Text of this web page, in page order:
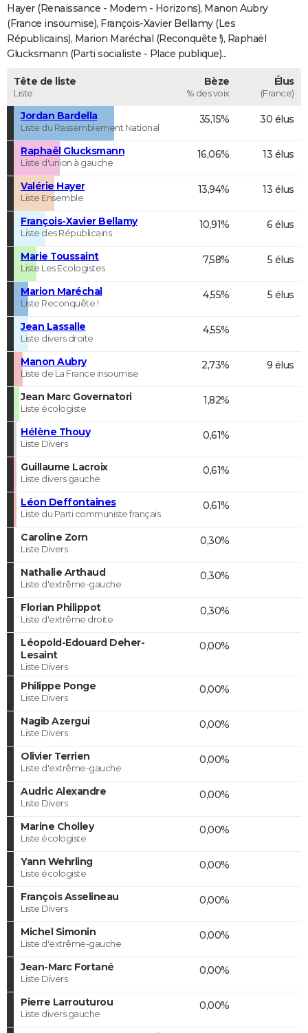
S'inscrire
Se connecter
Lycées
Collèges
Primaires
Universités
Entreprises
Service militaire
Avis de recherche
AVIS DE DÉCÈS
FORUM
Hayer (Renaissance - Modem - Horizons), Manon Aubry
(France insoumise), François-Xavier Bellamy (Les
Républicains), Marion Maréchal (Reconquête !), Raphaël
Glucksmann (Parti socialiste - Place publique)...
Tête de liste
Liste
Bèze
% des voix
Élus
(France)
Jordan Bardella
Liste du Rassemblement National
35,15% 30 élus
Raphaël Glucksmann
Liste d'union à gauche
16,06% 13 élus
Valérie Hayer
Liste Ensemble
13,94% 13 élus
François-Xavier Bellamy
Liste des Républicains
10,91% 6 élus
Marie Toussaint
Liste Les Ecologistes
7,58% 5 élus
Marion Maréchal
Liste Reconquête !
4,55% 5 élus
Jean Lassalle
Liste divers droite
4,55%
Manon Aubry
Liste de La France insoumise
2,73% 9 élus
Jean Marc Governatori
Liste écologiste
1,82%
Hélène Thouy
Liste Divers
0,61%
Guillaume Lacroix
Liste divers gauche
0,61%
Léon Deffontaines
Liste du Parti communiste français
0,61%
Caroline Zorn
Liste Divers
0,30%
Nathalie Arthaud
Liste d'extrême-gauche
0,30%
Florian Philippot
Liste d'extrême droite
0,30%
Léopold-Edouard Deher-
Lesaint
Liste Divers
0,00%
Philippe Ponge
Liste Divers
0,00%
Nagib Azergui
Liste Divers
0,00%
Olivier Terrien
Liste d'extrême-gauche
0,00%
Audric Alexandre
Liste Divers
0,00%
Marine Cholley
Liste écologiste
0,00%
Yann Wehrling
Liste écologiste
0,00%
François Asselineau
Liste Divers
0,00%
Michel Simonin
Liste d'extrême-gauche
0,00%
Jean-Marc Fortané
Liste Divers
0,00%
Pierre Larrouturou
Liste divers gauche
0,00%